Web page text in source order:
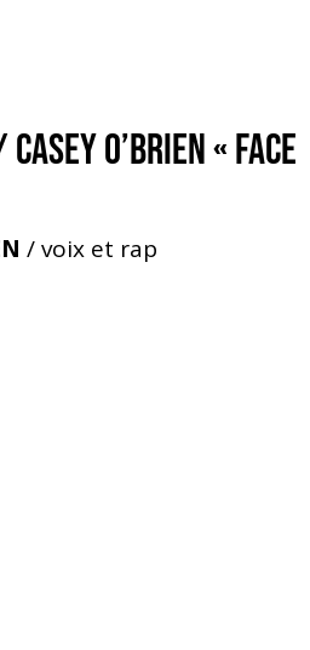
O’BRIEN « FACE
/ voix et rap